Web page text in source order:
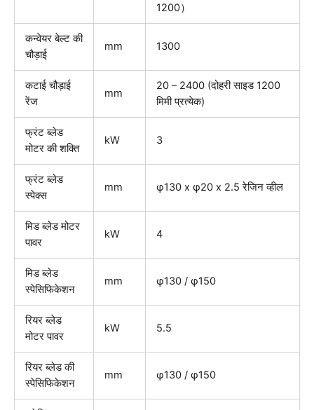
1200）
कन्वेयर बेल्ट की
चौड़ाई
mm 1300
कटाई चौड़ाई
रेंज
mm
20 – 2400 (दोहरी साइड 1200
मिमी प्रत्येक)
फ्रंट ब्लेड
मोटर की शक्ति
kW 3
फ्रंट ब्लेड
स्पेक्स
mm φ130 x φ20 x 2.5 रेजिन व्हील
मिड ब्लेड मोटर
पावर
kW 4
मिड ब्लेड
स्पेसिफिकेशन
mm φ130 / φ150
रियर ब्लेड
मोटर पावर
kW 5.5
रियर ब्लेड की
स्पेसिफिकेशन
mm φ130 / φ150